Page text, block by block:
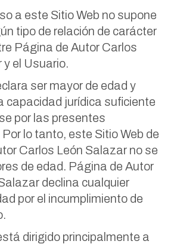
a este Sitio Web no supone
tipo de relación de carácter
Página de Autor Carlos
y el Usuario.
ser mayor de edad y
capacidad jurídica suficiente
por las presentes
lo tanto, este Sitio Web de
Carlos León Salazar no se
de edad. Página de Autor
declina cualquier
por el incumplimiento de
dirigido principalmente a